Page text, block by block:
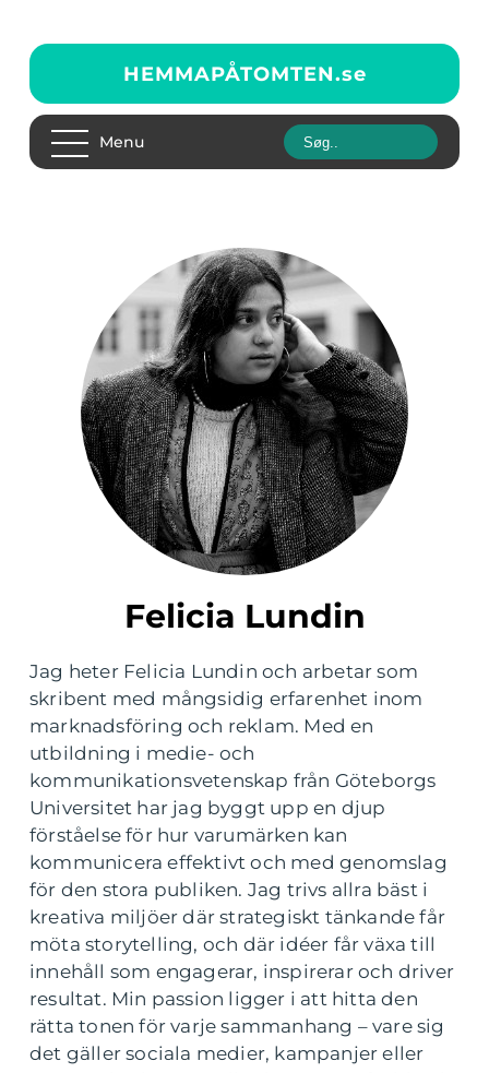
HEMMAPÅTOMTEN.se
Menu
Felicia Lundin
Jag heter Felicia Lundin och arbetar som
skribent med mångsidig erfarenhet inom
marknadsföring och reklam. Med en
utbildning i medie- och
kommunikationsvetenskap från Göteborgs
Universitet har jag byggt upp en djup
förståelse för hur varumärken kan
kommunicera effektivt och med genomslag
för den stora publiken. Jag trivs allra bäst i
kreativa miljöer där strategiskt tänkande får
möta storytelling, och där idéer får växa till
innehåll som engagerar, inspirerar och driver
resultat. Min passion ligger i att hitta den
rätta tonen för varje sammanhang – vare sig
det gäller sociala medier, kampanjer eller